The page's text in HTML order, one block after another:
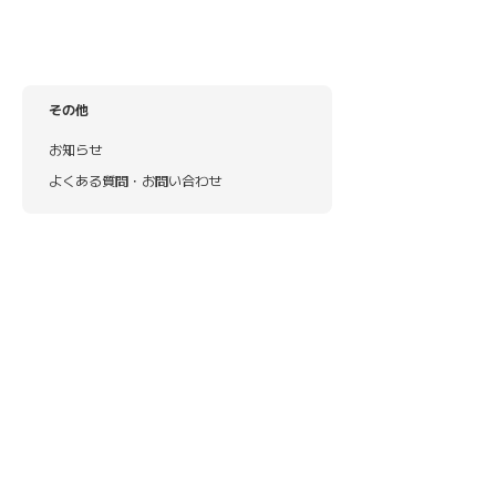
その他
お知らせ
よくある質問・お問い合わせ